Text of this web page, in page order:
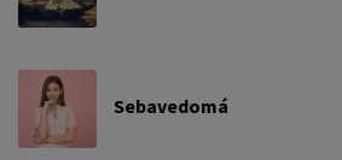
Sebavedomá